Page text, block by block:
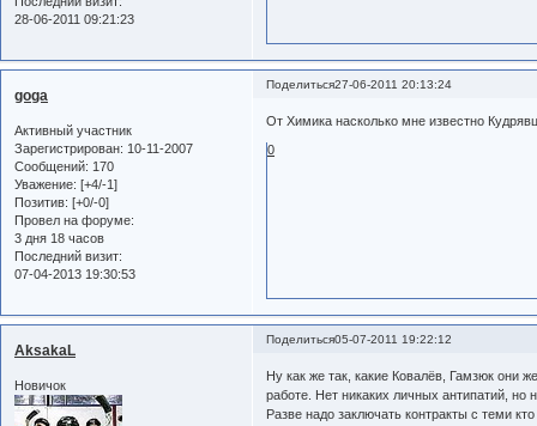
28-06-2011 09:21:23
Поделиться27-06-2011 20:13:24
goga
Активный участник
Зарегистрирован: 10-11-2007
Сообщений: 170
Уважение: [+4/-1]
Позитив: [+0/-0]
Провел на форуме:
3 дня 18 часов
Последний визит:
07-04-2013 19:30:53
От Химика насколько мне известно
0
Поделиться05-07-2011 19:22:12
AksakaL
Новичок
Ну как же так, какие Ковалёв, Гамзюк они
работе. Нет никаких личных антипатий,
Разве надо заключать контракты с теми